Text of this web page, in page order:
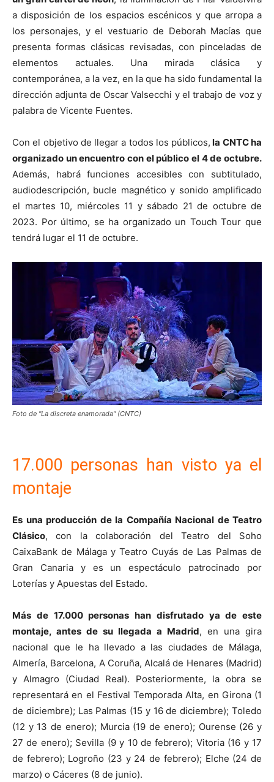
a disposición de los espacios escénicos y que arropa a
los personajes, y el vestuario de Deborah Macías que
presenta formas clásicas revisadas, con pinceladas de
elementos actuales. Una mirada clásica y
contemporánea, a la vez, en la que ha sido fundamental la
dirección adjunta de Oscar Valsecchi y el trabajo de voz y
palabra de Vicente Fuentes.
Con el objetivo de llegar a todos los públicos, la CNTC ha
organizado un encuentro con el público el 4 de octubre.
Además, habrá funciones accesibles con subtitulado,
audiodescripción, bucle magnético y sonido amplificado
el martes 10, miércoles 11 y sábado 21 de octubre de
2023. Por último, se ha organizado un Touch Tour que
tendrá lugar el 11 de octubre.
Foto de "La discreta enamorada" (CNTC)
17.000 personas han visto ya el
montaje
Es una producción de la Compañía Nacional de Teatro
Clásico, con la colaboración del Teatro del Soho
CaixaBank de Málaga y Teatro Cuyás de Las Palmas de
Gran Canaria y es un espectáculo patrocinado por
Loterías y Apuestas del Estado.
Más de 17.000 personas han disfrutado ya de este
montaje, antes de su llegada a Madrid, en una gira
nacional que le ha llevado a las ciudades de Málaga,
Almería, Barcelona, A Coruña, Alcalá de Henares (Madrid)
y Almagro (Ciudad Real). Posteriormente, la obra se
representará en el Festival Temporada Alta, en Girona (1
de diciembre); Las Palmas (15 y 16 de diciembre); Toledo
(12 y 13 de enero); Murcia (19 de enero); Ourense (26 y
27 de enero); Sevilla (9 y 10 de febrero); Vitoria (16 y 17
de febrero); Logroño (23 y 24 de febrero); Elche (24 de
marzo) o Cáceres (8 de junio).